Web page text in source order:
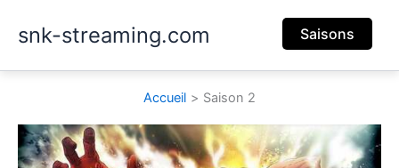
snk-streaming.com Saisons
Accueil Saison 2